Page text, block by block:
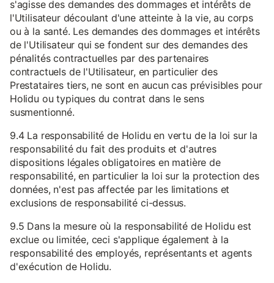
s'agisse des demandes des dommages et intérêts de
l'Utilisateur découlant d'une atteinte à la vie, au corps
ou à la santé. Les demandes des dommages et intérêts
de l'Utilisateur qui se fondent sur des demandes des
pénalités contractuelles par des partenaires
contractuels de l'Utilisateur, en particulier des
Prestataires tiers, ne sont en aucun cas prévisibles pour
Holidu ou typiques du contrat dans le sens
susmentionné.
9.4 La responsabilité de Holidu en vertu de la loi sur la
responsabilité du fait des produits et d'autres
dispositions légales obligatoires en matière de
responsabilité, en particulier la loi sur la protection des
données, n'est pas affectée par les limitations et
exclusions de responsabilité ci-dessus.
9.5 Dans la mesure où la responsabilité de Holidu est
exclue ou limitée, ceci s'applique également à la
responsabilité des employés, représentants et agents
d'exécution de Holidu.